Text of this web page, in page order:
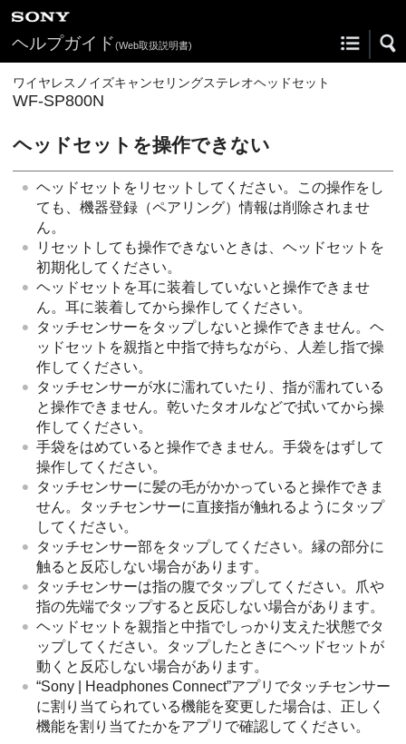
ヘルプガイド(Web取扱説明書)
ワイヤレスノイズキャンセリングステレオヘッドセット
WF-SP800N
ヘッドセットを操作できない
ヘッドセットをリセットしてください。この操作をし
ても、機器登録（ペアリング）情報は削除されませ
ん。
リセットしても操作できないときは、ヘッドセットを
初期化してください。
ヘッドセットを耳に装着していないと操作できませ
ん。耳に装着してから操作してください。
タッチセンサーをタップしないと操作できません。ヘ
ッドセットを親指と中指で持ちながら、人差し指で操
作してください。
タッチセンサーが水に濡れていたり、指が濡れている
と操作できません。乾いたタオルなどで拭いてから操
作してください。
手袋をはめていると操作できません。手袋をはずして
操作してください。
タッチセンサーに髪の毛がかかっていると操作できま
せん。タッチセンサーに直接指が触れるようにタップ
してください。
タッチセンサー部をタップしてください。縁の部分に
触ると反応しない場合があります。
タッチセンサーは指の腹でタップしてください。爪や
指の先端でタップすると反応しない場合があります。
ヘッドセットを親指と中指でしっかり支えた状態でタ
ップしてください。タップしたときにヘッドセットが
動くと反応しない場合があります。
“Sony | Headphones Connect”アプリでタッチセンサー
に割り当てられている機能を変更した場合は、正しく
機能を割り当てたかをアプリで確認してください。